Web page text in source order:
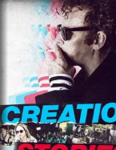
Christopher
MANUS
Jon Amiel,John
LAND
Storbritannia
SPRÅK